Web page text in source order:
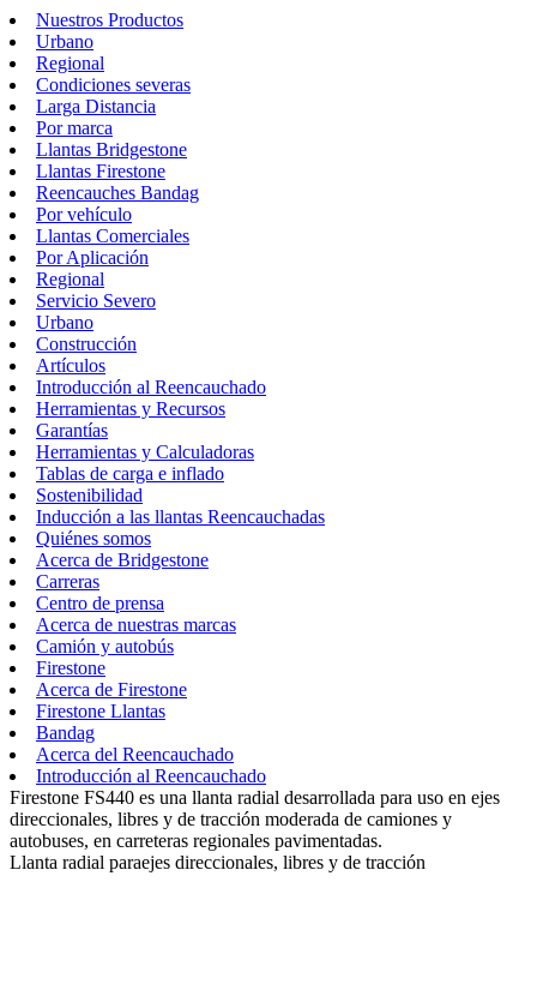
Nuestros Productos
Urbano
Regional
Condiciones severas
Larga Distancia
Por marca
Llantas Bridgestone
Llantas Firestone
Reencauches Bandag
Por vehículo
Llantas Comerciales
Por Aplicación
Regional
Servicio Severo
Urbano
Construcción
Artículos
Introducción al Reencauchado
Herramientas y Recursos
Garantías
Herramientas y Calculadoras
Tablas de carga e inflado
Sostenibilidad
Inducción a las llantas Reencauchadas
Quiénes somos
Acerca de Bridgestone
Carreras
Centro de prensa
Acerca de nuestras marcas
Camión y autobús
Firestone
Acerca de Firestone
Firestone Llantas
Bandag
Acerca del Reencauchado
Introducción al Reencauchado
Firestone FS440 es una llanta radial desarrollada para uso en ejes
direccionales, libres y de tracción moderada de camiones y
autobuses, en carreteras regionales pavimentadas.
Llanta radial paraejes direccionales, libres y de tracción